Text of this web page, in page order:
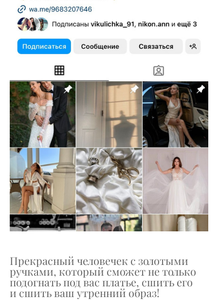
Прекрасный человечек с золотыми
ручками, который сможет не только
подогнать под вас платье, сшить его
и сшить ваш утренний образ!